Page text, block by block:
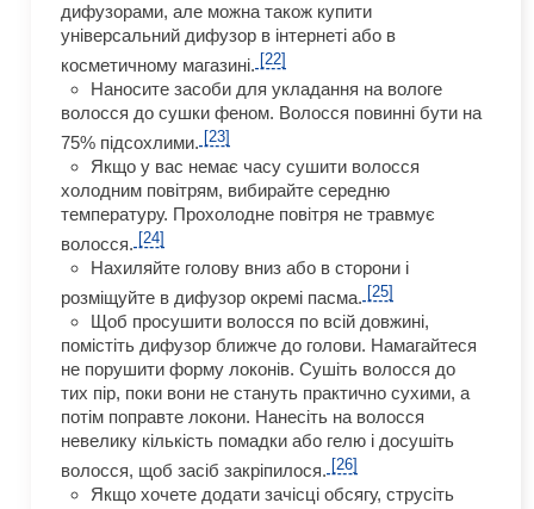
дифузорами, але можна також купити
універсальний дифузор в інтернеті або в
косметичному магазині. [22]
Наносите засоби для укладання на вологе
волосся до сушки феном. Волосся повинні бути на
75% підсохлими. [23]
Якщо у вас немає часу сушити волосся
холодним повітрям, вибирайте середню
температуру. Прохолодне повітря не травмує
волосся. [24]
Нахиляйте голову вниз або в сторони і
розміщуйте в дифузор окремі пасма. [25]
Щоб просушити волосся по всій довжині,
помістіть дифузор ближче до голови. Намагайтеся
не порушити форму локонів. Сушіть волосся до
тих пір, поки вони не стануть практично сухими, а
потім поправте локони. Нанесіть на волосся
невелику кількість помадки або гелю і досушіть
волосся, щоб засіб закріпилося. [26]
Якщо хочете додати зачісці обсягу, струсіть